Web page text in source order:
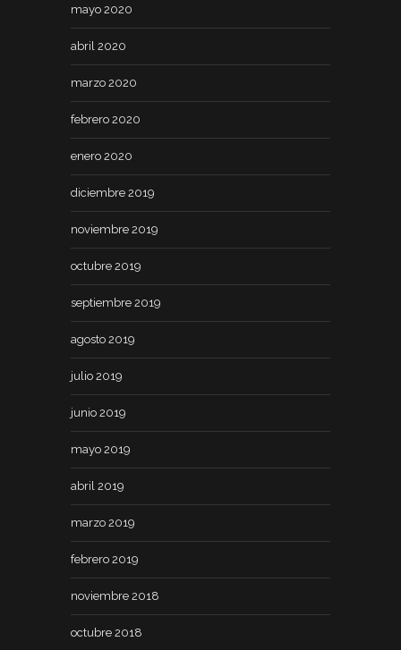
mayo 2020
abril 2020
marzo 2020
febrero 2020
enero 2020
diciembre 2019
noviembre 2019
octubre 2019
septiembre 2019
agosto 2019
julio 2019
junio 2019
mayo 2019
abril 2019
marzo 2019
febrero 2019
noviembre 2018
octubre 2018